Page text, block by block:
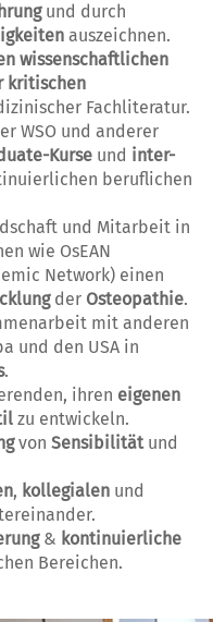
und durch
auszeichnen.
wissenschaftlichen
kritischen
Fachliteratur.
WSO und anderer
Kurse und inter-
beruflichen
und Mitarbeit in
wie OsEAN
Network) einen
der Osteopathie.
mit anderen
und den USA in
.
ihren eigenen
zu entwickeln.
von Sensibilitätund
, kollegialen und
& kontinuierliche
Bereichen.